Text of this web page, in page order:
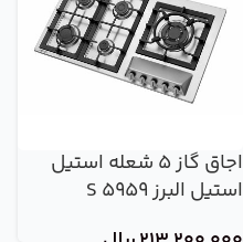
اجاق گاز 5 شعله استیل
استیل البرز S 5959